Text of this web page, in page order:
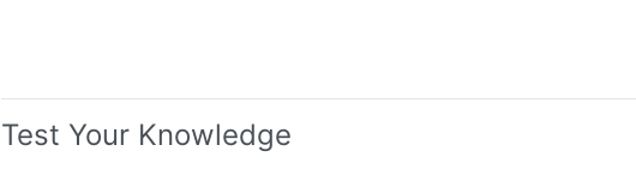
Test Your Knowledge